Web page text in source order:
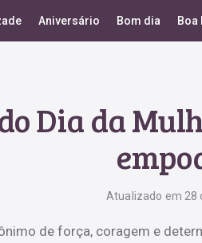
Aniversário Bom dia Boa
Dia da
Atualizado em 28
de força, coragem e